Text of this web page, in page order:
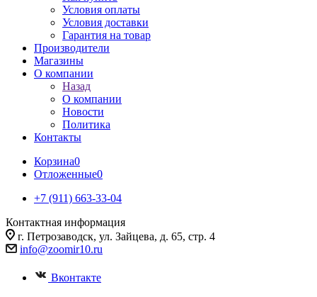
Условия оплаты
Условия доставки
Гарантия на товар
Производители
Магазины
О компании
Назад
О компании
Новости
Политика
Контакты
Корзина0
Отложенные0
+7 (911) 663-33-04
Контактная информация
г. Петрозаводск, ул. Зайцева, д. 65, стр. 4
info@zoomir10.ru
Вконтакте